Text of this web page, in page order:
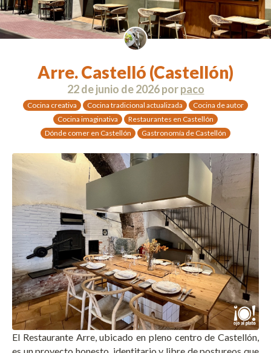
Arre. Castelló (Castellón)
22 de junio de 2026porpaco
Cocina creativa Cocina tradicional actualizada
Cocina de autor
Cocina imaginativa
Restaurantes en Castellón
Dónde comer en Castellón
Gastronomía de Castellón
El Restaurante Arre, ubicado en pleno centro de Castellón,